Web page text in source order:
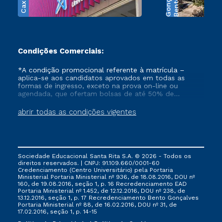
B
e
n
t
o
G
o
n
ç
a
l
v
e
Condições Comerciais:
abrir todas as condições vigentes
*A condição promocional referente à matrícula –
aplica-se aos candidatos aprovados em todas as
formas de ingresso, exceto na prova on-line ou
agendada, que ofertam bolsas de até 50% de
que ainda não tenham efetivado e/ou não tenham
cancelado ou trancado sua matrícula em uma das
FIES, Prouni e outros programas governamentais, e
não se acumula com nenhuma outra campanha
ofertada pela Instituição.
Sociedade Educacional Santa Rita S.A. © 2026 - Todos os
direitos reservados. | CNPJ: 91.109.660/0001-60
Credenciamento (Centro Universitário) pela Portaria
Ministerial Portaria Ministerial nº 936, de 18.08.2016, DOU nº
160, de 19.08.2016, seção 1, p. 16 Recredenciamento EAD
Portaria Ministerial nº 1.452, de 12.12.2016, DOU nº 238, de
13.12.2016, seção 1, p. 17 Recredenciamento Bento Gonçalves
Portaria Ministerial nº 88, de 16.02.2016, DOU nº 31, de
17.02.2016, seção 1, p. 14-15